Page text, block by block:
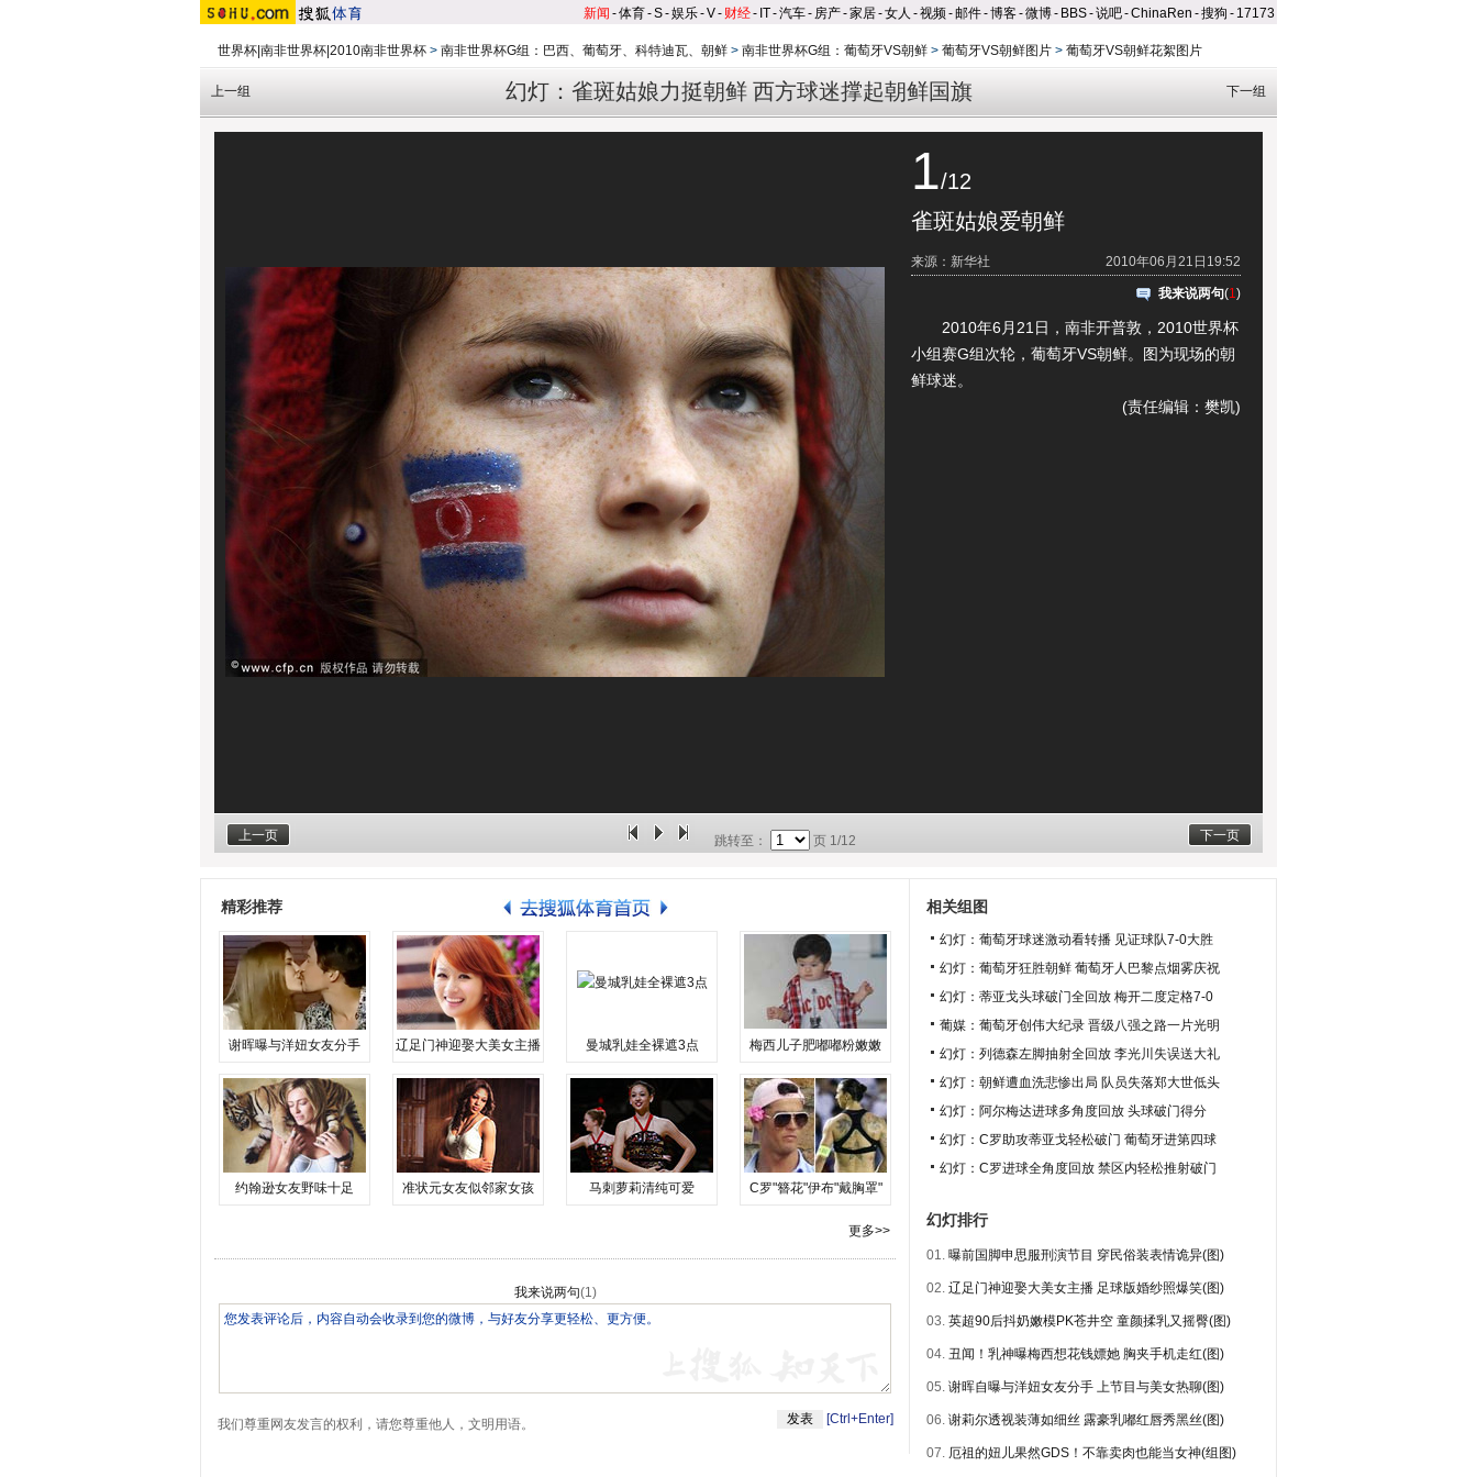
新闻 -体育-S-娱乐-V- 财经- IT-汽车- 房产-家居-女人 -视频-邮件-博客-微博- BBS-说吧-ChinaRen -搜狗 - 17173
世界杯|南非世界杯|2010南非世界杯 > 南非世界杯G组：巴西、葡萄牙、科特迪瓦、朝鲜 > 南非世界杯G组：葡萄牙VS朝鲜 > 葡萄牙VS朝鲜图片 > 葡萄牙VS朝鲜花絮图片
幻灯：雀斑姑娘力挺朝鲜 西方球迷撑起朝鲜国旗
上一组 下一组
1/12
雀斑姑娘爱朝鲜
2010年06月21日19:52
来源：新华社
我来说两句(1)
2010年6月21日，南非开普敦，2010世界杯
小组赛G组次轮，葡萄牙VS朝鲜。图为现场的朝
鲜球迷。
(责任编辑：樊凯)
上一页 下一页
跳转至： 页 1/12
精彩推荐
谢晖曝与洋妞女友分手 辽足门神迎娶大美女主播 曼城乳娃全裸遮3点 梅西儿子肥嘟嘟粉嫩嫩
约翰逊女友野味十足 准状元女友似邻家女孩 马刺萝莉清纯可爱 C罗"簪花"伊布"戴胸罩"
更多>>
我来说两句(1)
我们尊重网友发言的权利，请您尊重他人，文明用语。 [Ctrl+Enter]
相关组图
幻灯：葡萄牙球迷激动看转播 见证球队7-0大胜
幻灯：葡萄牙狂胜朝鲜 葡萄牙人巴黎点烟雾庆祝
幻灯：蒂亚戈头球破门全回放 梅开二度定格7-0
葡媒：葡萄牙创伟大纪录 晋级八强之路一片光明
幻灯：列德森左脚抽射全回放 李光川失误送大礼
幻灯：朝鲜遭血洗悲惨出局 队员失落郑大世低头
幻灯：阿尔梅达进球多角度回放 头球破门得分
幻灯：C罗助攻蒂亚戈轻松破门 葡萄牙进第四球
幻灯：C罗进球全角度回放 禁区内轻松推射破门
幻灯排行
01. 曝前国脚申思服刑演节目 穿民俗装表情诡异(图)
02. 辽足门神迎娶大美女主播 足球版婚纱照爆笑(图)
03. 英超90后抖奶嫩模PK苍井空 童颜揉乳又摇臀(图)
04. 丑闻！乳神曝梅西想花钱嫖她 胸夹手机走红(图)
05. 谢晖自曝与洋妞女友分手 上节目与美女热聊(图)
06. 谢莉尔透视装薄如细丝 露豪乳嘟红唇秀黑丝(图)
07. 厄祖的妞儿果然GDS！不靠卖肉也能当女神(组图)